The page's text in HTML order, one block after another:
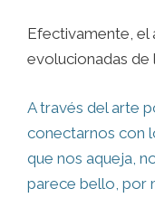
Efectivamente, el
evolucionadas de
A través del arte
conectarnos con
que nos aqueja,
parece bello, por